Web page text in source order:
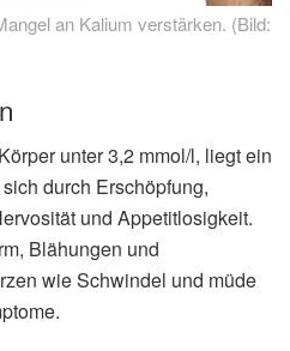
an Kalium verstärken. (Bild:
unter 3,2 mmol/l, liegt ein
durch Erschöpfung,
und Appetitlosigkeit.
Blähungen und
wie Schwindel und müde